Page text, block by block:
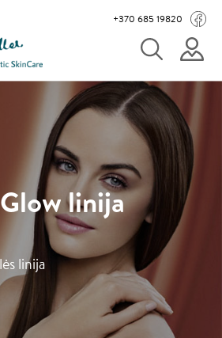
+370 685 19820
linija
linija